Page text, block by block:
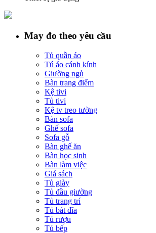
May đo theo yêu cầu
Tủ quần áo
Tú áo cánh kính
Giường ngủ
Bàn trang điểm
Kệ tivi
Tủ tivi
Kệ tv treo tường
Bàn sofa
Ghế sofa
Sofa gỗ
Bàn ghế ăn
Bàn học sinh
Bàn làm việc
Giá sách
Tủ giày
Tủ đầu giường
Tủ trang trí
Tủ bát đĩa
Tủ rượu
Tủ bếp